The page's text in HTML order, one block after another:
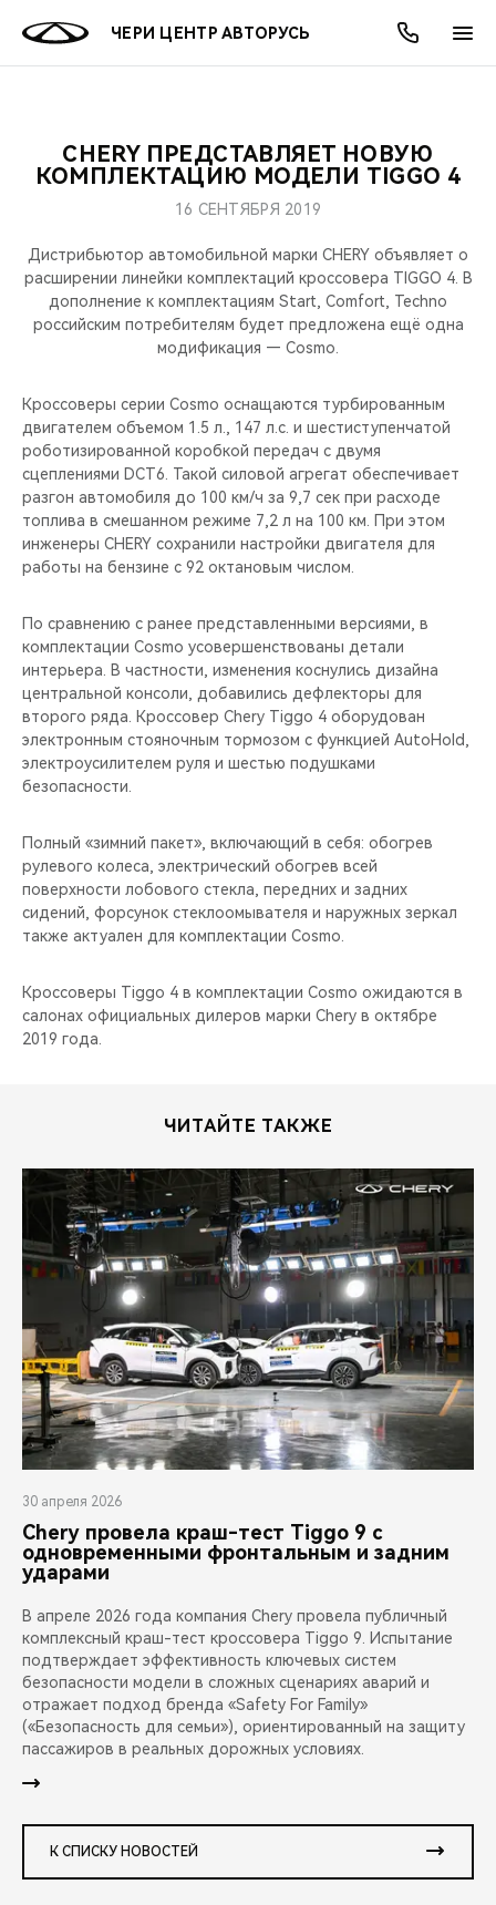
ЧЕРИ ЦЕНТР АВТОРУСЬ
МОДЕЛИ
КРОССОВЕРЫ
НОВИНКИ
ПОКУПАТЕЛЯМ
КРЕДИТ И СТРАХОВАНИЕ
ВЛАДЕЛЬЦАМ
ЗАПЧАСТИ И АКСЕССУАРЫ
ПОДДЕРЖКА
МИР CHERY
О БРЕНДЕ
CHERY В СОЦСЕТЯХ
БЛАГОТВОРИТЕЛЬНОСТЬ
CHERY REMOTE
CHERY И СПОРТ
ВИДЕООБЗОРЫ
CHERY ДЛЯ ДЕТЕЙ
АКЦИИ
ОНЛАЙН СЕРВИСЫ
КРЕДИТ
О КОМПАНИИ
МЫ В СОЦСЕТЯХ
CHERY ПРЕДСТАВЛЯЕТ НОВУЮ
КОМПЛЕКТАЦИЮ МОДЕЛИ TIGGO 4
16 СЕНТЯБРЯ 2019
Дистрибьютор автомобильной марки CHERY объявляет о
расширении линейки комплектаций кроссовера TIGGO 4. В
дополнение к комплектациям Start, Comfort, Techno
российским потребителям будет предложена ещё одна
модификация — Cosmo.
Кроссоверы серии Cosmo оснащаются турбированным
двигателем объемом 1.5 л., 147 л.с. и шестиступенчатой
роботизированной коробкой передач с двумя
сцеплениями DCT6. Такой силовой агрегат обеспечивает
разгон автомобиля до 100 км/ч за 9,7 сек при расходе
топлива в смешанном режиме 7,2 л на 100 км. При этом
инженеры CHERY сохранили настройки двигателя для
работы на бензине с 92 октановым числом.
По сравнению с ранее представленными версиями, в
комплектации Cosmo усовершенствованы детали
интерьера. В частности, изменения коснулись дизайна
центральной консоли, добавились дефлекторы для
второго ряда. Кроссовер Chery Tiggo 4 оборудован
электронным стояночным тормозом с функцией AutoHold,
электроусилителем руля и шестью подушками
безопасности.
Полный «зимний пакет», включающий в себя: обогрев
рулевого колеса, электрический обогрев всей
поверхности лобового стекла, передних и задних
сидений, форсунок стеклоомывателя и наружных зеркал
также актуален для комплектации Cosmo.
Кроссоверы Tiggo 4 в комплектации Cosmo ожидаются в
салонах официальных дилеров марки Chery в октябре
2019 года.
ЧИТАЙТЕ ТАКЖЕ
30 апреля 2026
Chery провела краш-тест Tiggo 9 с
одновременными фронтальным и задним
ударами
В апреле 2026 года компания Chery провела публичный
комплексный краш-тест кроссовера Tiggo 9. Испытание
подтверждает эффективность ключевых систем
безопасности модели в сложных сценариях аварий и
отражает подход бренда «Safety For Family»
(«Безопасность для семьи»), ориентированный на защиту
пассажиров в реальных дорожных условиях.
К СПИСКУ НОВОСТЕЙ